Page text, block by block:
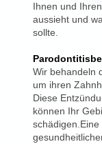
Ihnen und
aussieht und
sollte.
Wir behandeln
um ihren
Diese
können Ihr